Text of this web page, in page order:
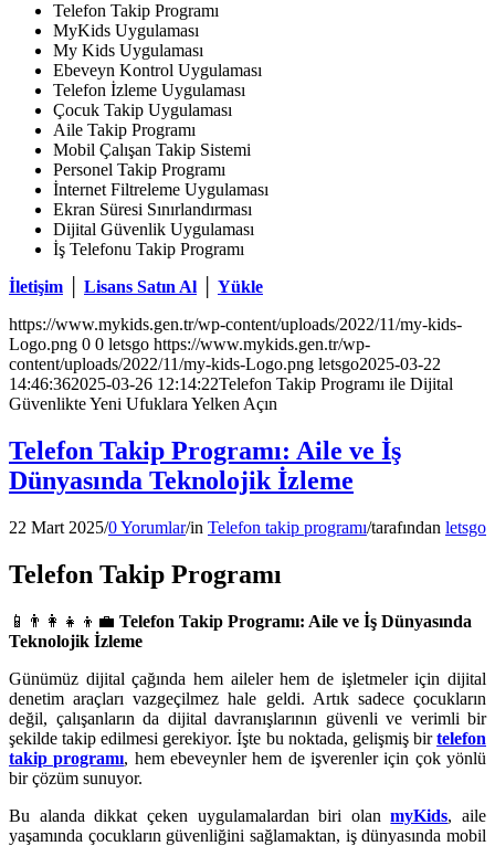
Telefon Takip Programı
MyKids Uygulaması
My Kids Uygulaması
Ebeveyn Kontrol Uygulaması
Telefon İzleme Uygulaması
Çocuk Takip Uygulaması
Aile Takip Programı
Mobil Çalışan Takip Sistemi
Personel Takip Programı
İnternet Filtreleme Uygulaması
Ekran Süresi Sınırlandırması
Dijital Güvenlik Uygulaması
İş Telefonu Takip Programı
İletişim
Lisans Satın Al
Yükle
https://www.mykids.gen.tr/wp-content/uploads/2022/11/my-kids-
Logo.png 0 0 letsgo https://www.mykids.gen.tr/wp-
content/uploads/2022/11/my-kids-Logo.png letsgo2025-03-22
14:46:362025-03-26 12:14:22Telefon Takip Programı ile Dijital
Güvenlikte Yeni Ufuklara Yelken Açın
Telefon Takip Programı: Aile ve İş
Dünyasında Teknolojik İzleme
22 Mart 2025/0 Yorumlar/in Telefon takip programı/tarafından letsgo
Telefon Takip Programı
📱👨‍👩‍👧‍👦💼 Telefon Takip Programı: Aile ve İş Dünyasında
Teknolojik İzleme
Günümüz dijital çağında hem aileler hem de işletmeler için dijital
denetim araçları vazgeçilmez hale geldi. Artık sadece çocukların
değil, çalışanların da dijital davranışlarının güvenli ve verimli bir
şekilde takip edilmesi gerekiyor. İşte bu noktada, gelişmiş birtelefon
takip programı, hem ebeveynler hem de işverenler için çok yönlü
bir çözüm sunuyor.
Bu alanda dikkat çeken uygulamalardan biri olanmyKids, aile
yaşamında çocukların güvenliğini sağlamaktan, iş dünyasında mobil